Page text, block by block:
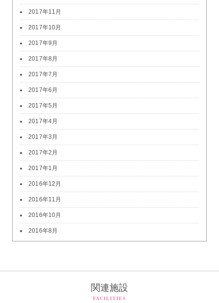
2017年11月
2017年10月
2017年9月
2017年8月
2017年7月
2017年6月
2017年5月
2017年4月
2017年3月
2017年2月
2017年1月
2016年12月
2016年11月
2016年10月
2016年8月
関連施設
FACILITIES